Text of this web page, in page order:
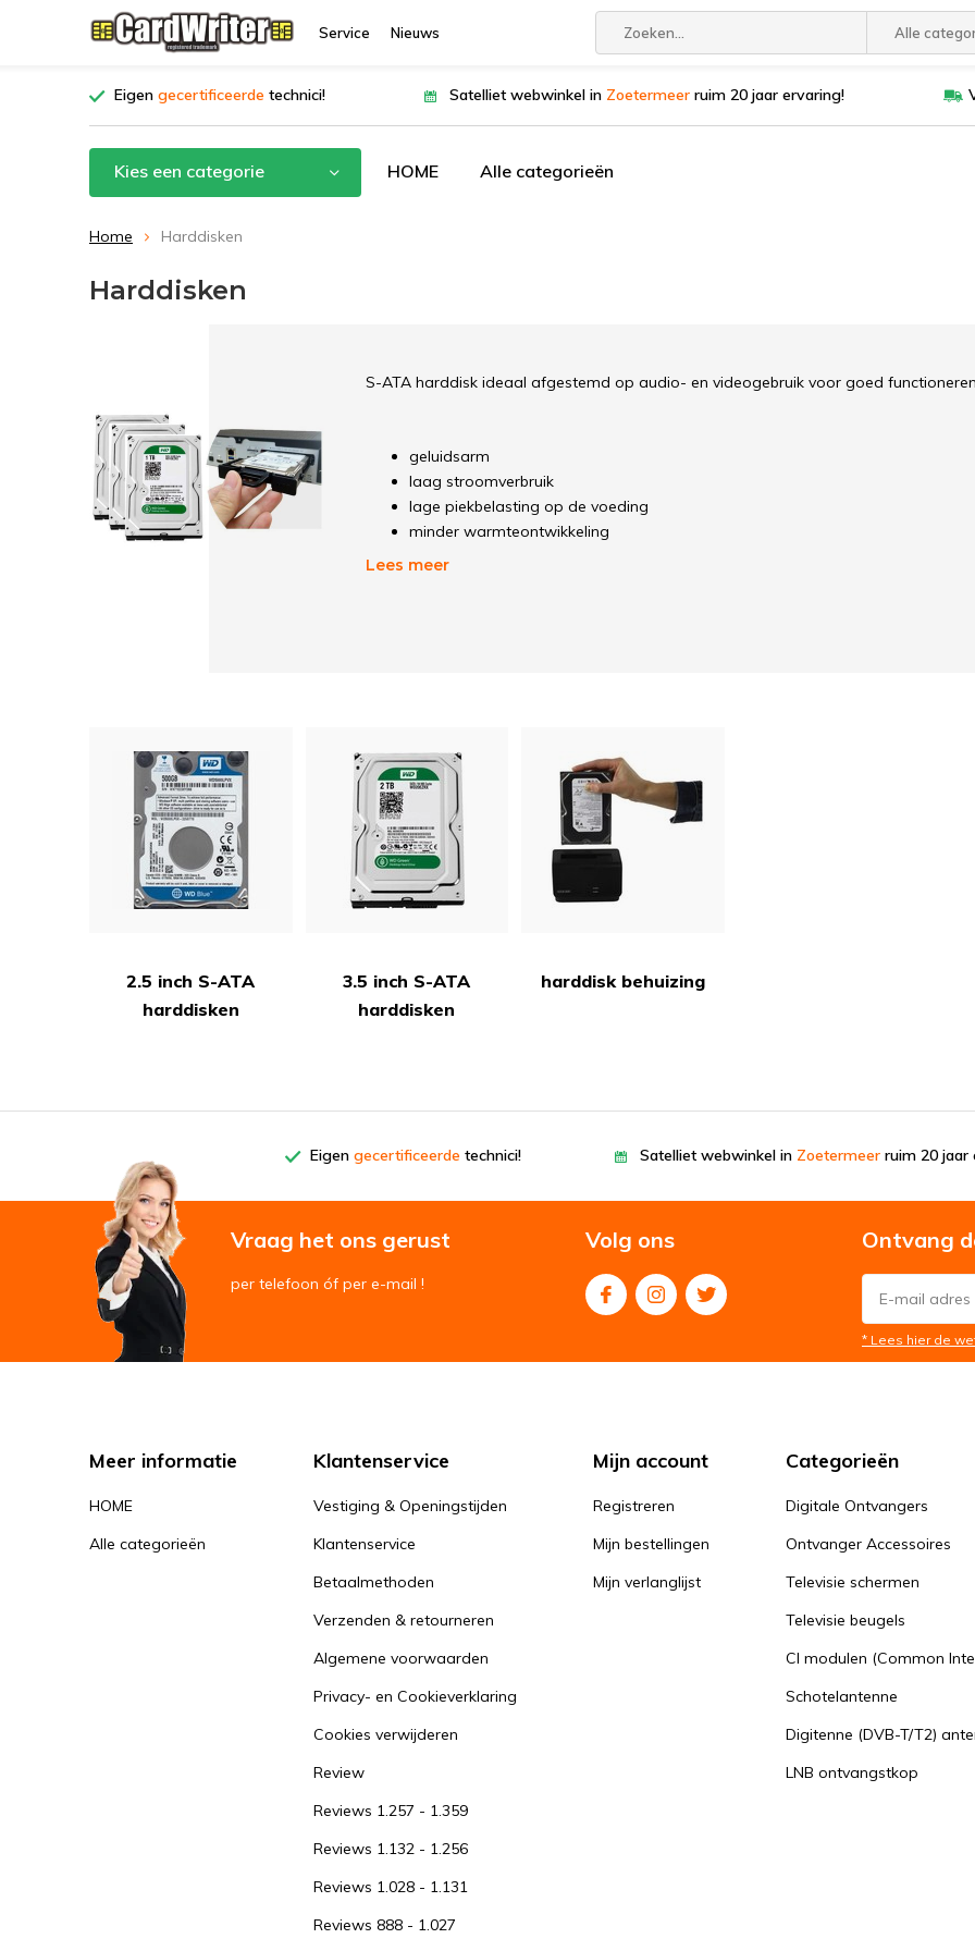
Service Nieuws Alle
Eigen gecertificeerde technici! Satelliet webwinkel in Zoetermeer ruim 20 jaar ervaring!
Kies een categorie HOME Alle categorieën
Home Harddisken
Harddisken
S-ATA harddisk ideaal afgestemd op audio- en videogebruik voor goed
geluidsarm
laag stroomverbruik
lage piekbelasting op de voeding
minder warmteontwikkeling
Lees meer
2.5 inch S-ATA
harddisken
3.5 inch S-ATA
harddisken
harddisk behuizing
Eigen gecertificeerde technici! Satelliet webwinkel in Zoetermeer ruim 20 jaar
Vraag het ons gerust
per telefoon óf per e-mail !
Volg ons Ontvang
* Lees hier de
Meer informatie
HOME
Alle categorieën
Klantenservice
Vestiging & Openingstijden
Klantenservice
Betaalmethoden
Verzenden & retourneren
Algemene voorwaarden
Privacy- en Cookieverklaring
Cookies verwijderen
Review
Reviews 1.257 - 1.359
Reviews 1.132 - 1.256
Reviews 1.028 - 1.131
Reviews 888 - 1.027
Mijn account
Registreren
Mijn bestellingen
Mijn verlanglijst
Categorieën
Digitale Ontvangers
Ontvanger Accessoires
Televisie schermen
Televisie beugels
CI modulen (Common
Schotelantenne
Digitenne (DVB-T/T2)
LNB ontvangstkop